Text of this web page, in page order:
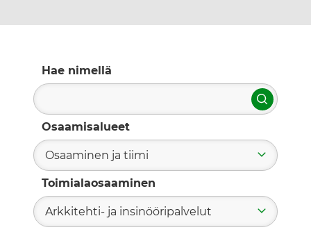
Hae nimellä
Hae
Osaamisalueet
Osaaminen ja tiimi
Toimialaosaaminen
Arkkitehti- ja insinööripalvelut